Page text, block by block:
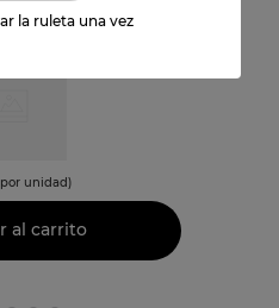
Merlot
por unidad)
al carrito
la ruleta una vez